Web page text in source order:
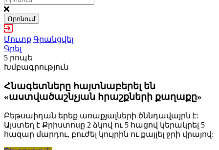
Որոնում
Մուտք Գրանցվել
Գրել
5 րոպե
Խմբագրություն
Հնագետները հայտնաբերել են
«աստվածաշնչյան հրաշքների քաղաքը»
Բեթսաիդան երեք առաքյալների ծննդավայրն է:
Այստեղ է Քրիստոսը 2 ձկով ու 5 հացով կերակրել 5
հազար մարդու, բուժել կույրին ու քայլել ջրի վրայով: